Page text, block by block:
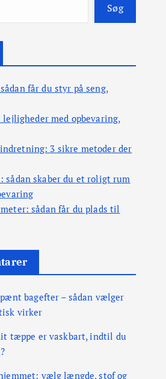
Søg
får du styr på seng,
med opbevaring,
3 sikre metoder der
sådan skaber du et roligt rum
sådan får du plads til
bagefter – sådan vælger
virker
tæppe er vaskbart, indtil du
vælg længde, stof og